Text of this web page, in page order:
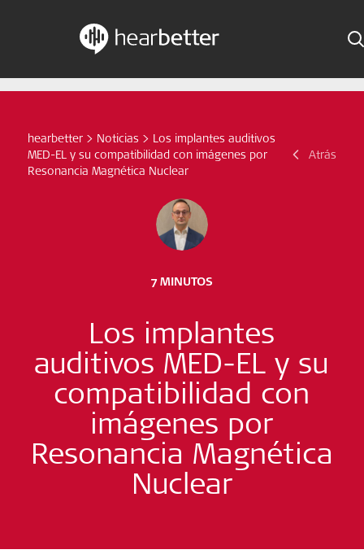
Skip
Indicaciones
Noticias
Suscríbete ahora
hearbetter > Noticias > Los implantes auditivos
MED-EL y su compatibilidad con imágenes por
Resonancia Magnética Nuclear
Atrás
7 MINUTOS
Los implantes
auditivos MED-EL y su
compatibilidad con
imágenes por
Resonancia Magnética
Nuclear